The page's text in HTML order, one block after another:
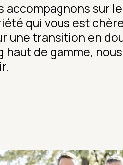
accompagnons sur
qui vous est
une transition en
haut de gamme,